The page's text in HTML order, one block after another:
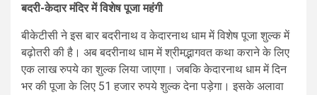
बदरी-केदार मंदिर में विशेष पूजा महंगी
बीकेटीसी ने इस बार बदरीनाथ व केदारनाथ धाम में विशेष पूजा शुल्क में
बढ़ोतरी की है। अब बदरीनाथ धाम में श्रीमद्भागवत कथा कराने के लिए
एक लाख रुपये का शुल्क लिया जाएगा। जबकि केदारनाथ धाम में दिन
भर की पूजा के लिए 51 हजार रुपये शुल्क देना पड़ेगा। इसके अलावा